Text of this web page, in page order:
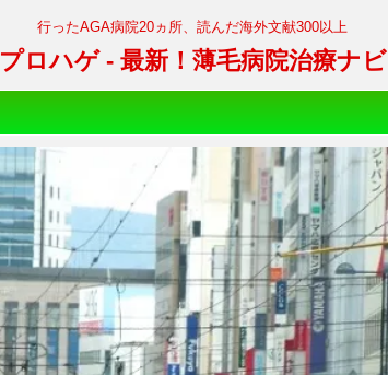
行ったAGA病院20ヵ所、読んだ海外文献300以上
プロハゲ - 最新！薄毛病院治療ナビ